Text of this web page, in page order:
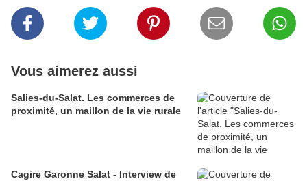
Vous aimerez aussi
Salies-du-Salat. Les commerces de
proximité, un maillon de la vie rurale
Cagire Garonne Salat - Interview de